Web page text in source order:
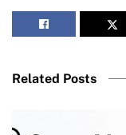
Related Posts